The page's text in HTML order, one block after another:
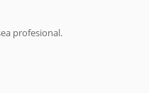
profesional.